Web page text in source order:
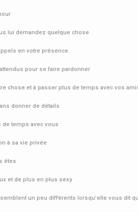
lui demandez quelque chose
en votre présence
pour se faire pardonner
chose et à passer plus de temps avec vos
donner de détails
temps avec vous
à sa vie privée
êtes
et de plus en plus sexy
un peu différents lorsqu’elle vous dit